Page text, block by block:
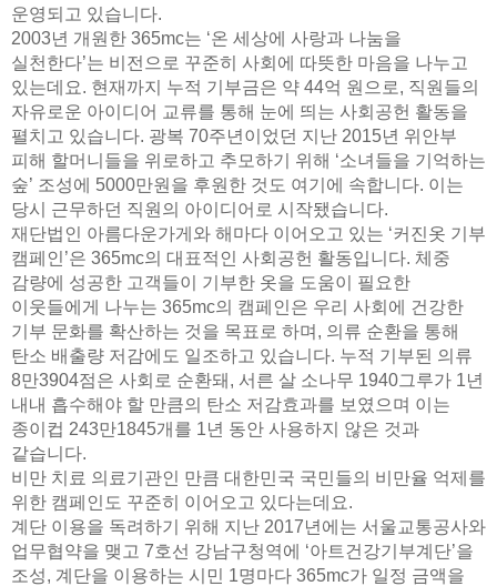
운영되고 있습니다.
2003년 개원한 365mc는 ‘온 세상에 사랑과 나눔을
실천한다’는 비전으로 꾸준히 사회에 따뜻한 마음을 나누고
있는데요. 현재까지 누적 기부금은 약 44억 원으로, 직원들의
자유로운 아이디어 교류를 통해 눈에 띄는 사회공헌 활동을
펼치고 있습니다. 광복 70주년이었던 지난 2015년 위안부
피해 할머니들을 위로하고 추모하기 위해 ‘소녀들을 기억하는
숲’ 조성에 5000만원을 후원한 것도 여기에 속합니다. 이는
당시 근무하던 직원의 아이디어로 시작됐습니다.
재단법인 아름다운가게와 해마다 이어오고 있는 ‘커진옷 기부
캠페인’은 365mc의 대표적인 사회공헌 활동입니다. 체중
감량에 성공한 고객들이 기부한 옷을 도움이 필요한
이웃들에게 나누는 365mc의 캠페인은 우리 사회에 건강한
기부 문화를 확산하는 것을 목표로 하며, 의류 순환을 통해
탄소 배출량 저감에도 일조하고 있습니다. 누적 기부된 의류
8만3904점은 사회로 순환돼, 서른 살 소나무 1940그루가 1년
내내 흡수해야 할 만큼의 탄소 저감효과를 보였으며 이는
종이컵 243만1845개를 1년 동안 사용하지 않은 것과
같습니다.
비만 치료 의료기관인 만큼 대한민국 국민들의 비만율 억제를
위한 캠페인도 꾸준히 이어오고 있다는데요.
계단 이용을 독려하기 위해 지난 2017년에는 서울교통공사와
업무협약을 맺고 7호선 강남구청역에 ‘아트건강기부계단’을
조성, 계단을 이용하는 시민 1명마다 365mc가 일정 금액을